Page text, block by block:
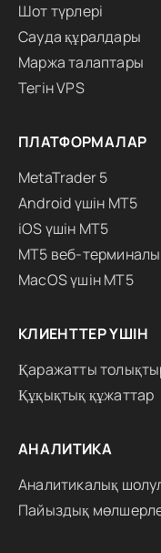
Шот түрлері
Сауда құралдары
Маржа талаптары
Тегін VPS
ПЛАТФОРМАЛАР
MetaTrader 5
Android үшін MT5
iOS үшін MT5
MT5 веб-терминалы
MacOS үшін MT5
КЛИЕНТТЕР ҮШІН
Қаражатты
Құқықтық құжаттар
АНАЛИТИКА
Аналитикалық
Пайыздық